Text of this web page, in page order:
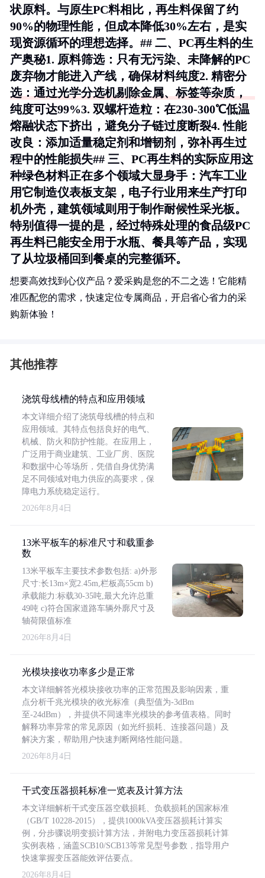
状原料。与原生PC料相比，再生料保留了约
90%的物理性能，但成本降低30%左右，是实
现资源循环的理想选择。## 二、PC再生料的生
产奥秘1. 原料筛选：只有无污染、未降解的PC
废弃物才能进入产线，确保材料纯度2. 精密分
选：通过光学分选机剔除金属、标签等杂质，
纯度可达99%3. 双螺杆造粒 ：在230-300℃低温
熔融状态下挤出，避免分子链过度断裂4.性能
改良 ：添加适量稳定剂和增韧剂，弥补再生过
程中的性能损失## 三、PC再生料的实际应用这
种绿色材料正在多个领域大显身手：汽车工业
用它制造仪表板支架，电子行业用来生产打印
机外壳，建筑领域则用于制作耐候性采光板。
特别值得一提的是，经过特殊处理的食品级PC
再生料已能安全用于水瓶、餐具等产品，实现
了从垃圾桶回到餐桌的完整循环。
想要高效找到心仪产品？爱采购是您的不二之选！它能精
准匹配您的需求，快速定位专属商品，开启省心省力的采
购新体验！
其他推荐
浇筑母线槽的特点和应用领域
本文详细介绍了浇筑母线槽的特点和
应用领域。其特点包括良好的电气、
机械、防火和防护性能。在应用上，
广泛用于商业建筑、工业厂房、医院
和数据中心等场所，凭借自身优势满
足不同领域对电力供应的高要求，保
障电力系统稳定运行。
2026年8月4日
13米平板车的标准尺寸和载重参
数
13米平板车主要技术参数包括: a)外形
尺寸:长13m×宽2.45m,栏板高55cm b)
承载能力:标载30-35吨,最大允许总重
49吨 c)符合国家道路车辆外廓尺寸及
轴荷限值标准
2026年8月4日
光模块接收功率多少是正常
本文详细解答光模块接收功率的正常范围及影响因素，重
点分析千兆光模块的收光标准（典型值为-3dBm
至-24dBm），并提供不同速率光模块的参考值表格。同时
解释功率异常的常见原因（如光纤损耗、连接器问题）及
解决方案，帮助用户快速判断网络性能问题。
2026年8月4日
干式变压器损耗标准一览表及计算方法
本文详细解析干式变压器空载损耗、负载损耗的国家标准
（GB/T 10228-2015），提供1000kVA变压器损耗计算实
例，分步骤说明变损计算方法，并附电力变压器损耗计算
实例表格，涵盖SCB10/SCB13等常见型号参数，指导用户
快速掌握变压器能效评估要点。
2026年8月4日